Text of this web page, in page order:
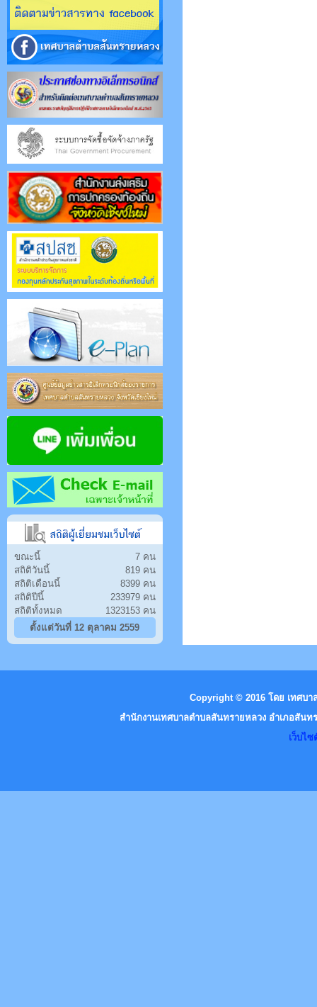
ขณะนี้
7 คน
สถิติวันนี้
819 คน
สถิติเดือนนี้
8399 คน
สถิติปีนี้
233979 คน
สถิติทั้งหมด
1323153 คน
ตั้งแต่วันที่ 12 ตุลาคม 2559
Copyright © 2016 โดย เทศบ
สำนักงานเทศบาลตำบลสันทรายหลวง อำเภอสันท
เว็บไ